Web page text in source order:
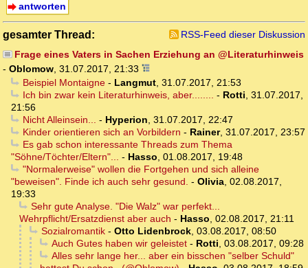
antworten
gesamter Thread:
RSS-Feed dieser Diskussion
Frage eines Vaters in Sachen Erziehung an @Literaturhinweis
- Oblomow, 31.07.2017, 21:33
Beispiel Montaigne- Langmut, 31.07.2017, 21:53
Ich bin zwar kein Literaturhinweis, aber........ - Rotti, 31.07.2017,
21:56
Nicht Alleinsein... - Hyperion, 31.07.2017, 22:47
Kinder orientieren sich an Vorbildern - Rainer, 31.07.2017, 23:57
Es gab schon interessante Threads zum Thema
"Söhne/Töchter/Eltern"... - Hasso, 01.08.2017, 19:48
"Normalerweise" wollen die Fortgehen und sich alleine
"beweisen". Finde ich auch sehr gesund. - Olivia, 02.08.2017,
19:33
Sehr gute Analyse. "Die Walz" war perfekt...
Wehrpflicht/Ersatzdienst aber auch - Hasso, 02.08.2017, 21:11
Sozialromantik- Otto Lidenbrock, 03.08.2017, 08:50
Auch Gutes haben wir geleistet- Rotti, 03.08.2017, 09:28
Alles sehr lange her... aber ein bisschen "selber Schuld"